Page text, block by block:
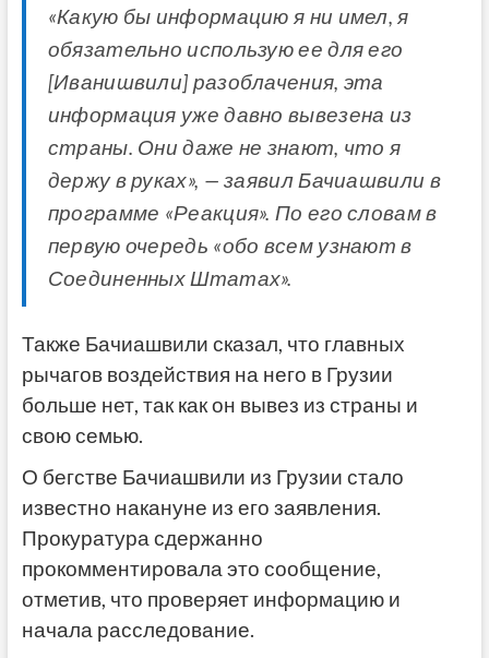
«Какую бы информацию я ни имел, я
обязательно использую ее для его
[Иванишвили] разоблачения, эта
информация уже давно вывезена из
страны. Они даже не знают, что я
держу в руках», — заявил Бачиашвили в
программе «Реакция». По его словам в
первую очередь «обо всем узнают в
Соединенных Штатах».
Также Бачиашвили сказал, что главных
рычагов воздействия на него в Грузии
больше нет, так как он вывез из страны и
свою семью.
О бегстве Бачиашвили из Грузии стало
известно накануне из его заявления.
Прокуратура сдержанно
прокомментировала это сообщение,
отметив, что проверяет информацию и
начала расследование.